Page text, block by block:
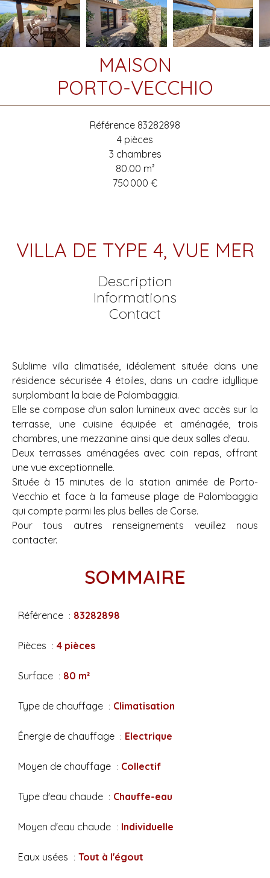
MAISON
PORTO-VECCHIO
Référence 83282898
4 pièces
3 chambres
80.00 m²
750 000 €
VILLA DE TYPE 4, VUE MER
Description
Informations
Contact
Sublime villa climatisée, idéalement située dans une
résidence sécurisée 4 étoiles, dans un cadre idyllique
surplombant la baie de Palombaggia.
Elle se compose d'un salon lumineux avec accès sur la
terrasse, une cuisine équipée et aménagée, trois
chambres, une mezzanine ainsi que deux salles d'eau.
Deux terrasses aménagées avec coin repas, offrant
une vue exceptionnelle.
Située à 15 minutes de la station animée de Porto-
Vecchio et face à la fameuse plage de Palombaggia
qui compte parmi les plus belles de Corse.
Pour tous autres renseignements veuillez nous
contacter.
SOMMAIRE
Référence 83282898
Pièces 4 pièces
Surface 80 m²
Type de chauffage Climatisation
Énergie de chauffage Electrique
Moyen de chauffage Collectif
Type d'eau chaude Chauffe-eau
Moyen d'eau chaude Individuelle
Eaux usées Tout à l'égout